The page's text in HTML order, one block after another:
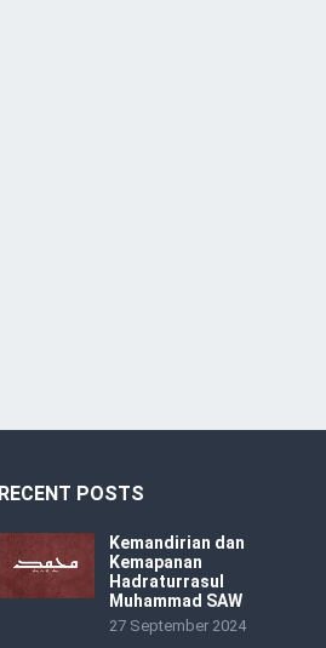
RECENT POSTS
Kemandirian dan
Kemapanan
Hadraturrasul
Muhammad SAW
27 September 2024